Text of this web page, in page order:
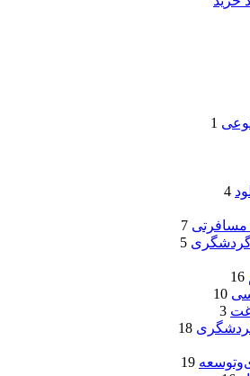
1
4
مسافرتی 7
گردشگری 5
16
10
3
گردشگری 18
19